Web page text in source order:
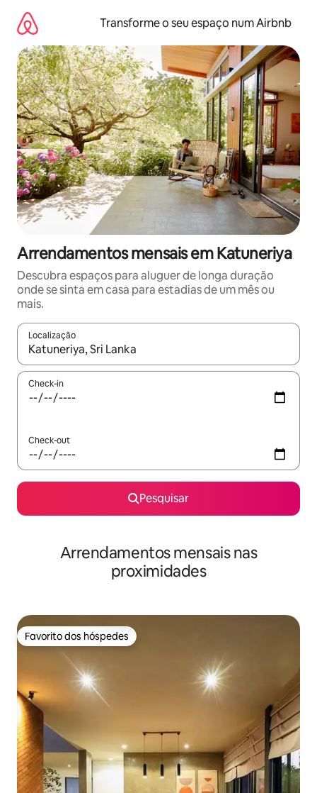
para
conteúdo
Transforme o seu espaço num Airbnb
Arrendamentos mensais em Katuneriya
Descubra espaços para aluguer de longa duração
onde se sinta em casa para estadias de um mês ou
mais.
Localização
Quando os resultados estiverem disponíveis, navegue com
Check-in
Check-out
Pesquisar
Arrendamentos mensais nas
proximidades
Favorito dos hóspedes
Favorito dos hóspedes